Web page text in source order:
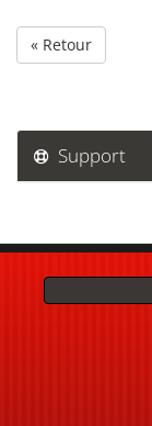
« Retour
Support